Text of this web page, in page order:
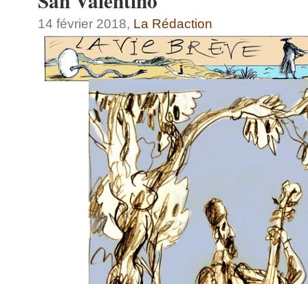
14 février 2018, La Rédaction